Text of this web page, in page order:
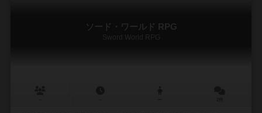
ソード・ワールド RPG
Sword World RPG